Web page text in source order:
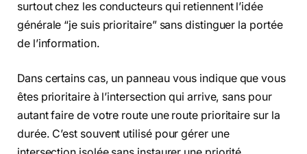
surtout chez les conducteurs qui retiennent l’idée
générale “je suis prioritaire” sans distinguer la portée
de l’information.
Dans certains cas, un panneau vous indique que vous
êtes prioritaire à l’intersection qui arrive, sans pour
autant faire de votre route une route prioritaire sur la
durée. C’est souvent utilisé pour gérer une